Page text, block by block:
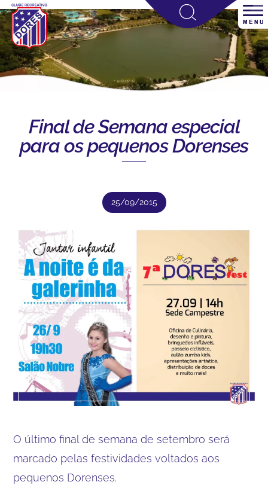
Final de Semana especial
para os pequenos Dorenses
25/09/2015
O último final de semana de setembro será
marcado pelas festividades voltados aos
pequenos Dorenses.